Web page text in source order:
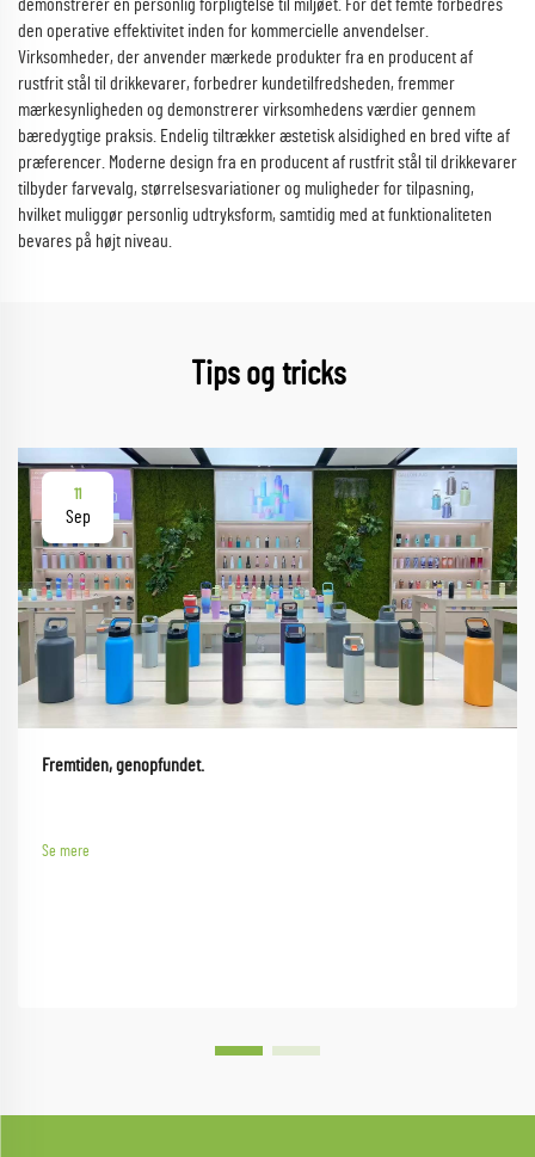
demonstrerer en personlig forpligtelse til miljøet. For det femte forbedres
den operative effektivitet inden for kommercielle anvendelser.
Virksomheder, der anvender mærkede produkter fra en producent af
rustfrit stål til drikkevarer, forbedrer kundetilfredsheden, fremmer
mærkesynligheden og demonstrerer virksomhedens værdier gennem
bæredygtige praksis. Endelig tiltrækker æstetisk alsidighed en bred vifte af
præferencer. Moderne design fra en producent af rustfrit stål til drikkevarer
tilbyder farvevalg, størrelsesvariationer og muligheder for tilpasning,
hvilket muliggør personlig udtryksform, samtidig med at funktionaliteten
bevares på højt niveau.
Tips og tricks
11
Sep
Fremtiden, genopfundet.
Se mere